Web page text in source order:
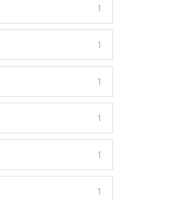
1
1
1
1
1
1